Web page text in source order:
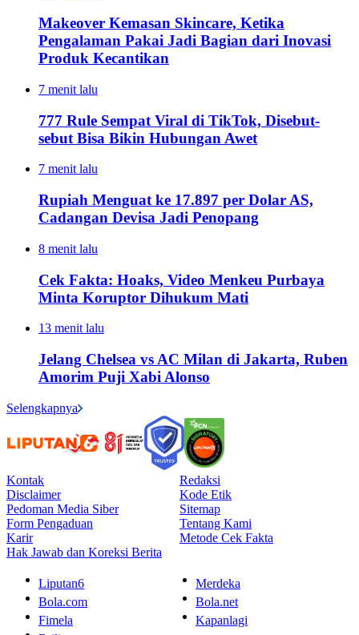
Makeover Kemasan Skincare, Ketika
Pengalaman Pakai Jadi Bagian dari Inovasi
Produk Kecantikan
7 menit lalu
777 Rule Sempat Viral di TikTok, Disebut-
sebut Bisa Bikin Hubungan Awet
7 menit lalu
Rupiah Menguat ke 17.897 per Dolar AS,
Cadangan Devisa Jadi Penopang
8 menit lalu
Cek Fakta: Hoaks, Video Menkeu Purbaya
Minta Koruptor Dihukum Mati
13 menit lalu
Jelang Chelsea vs AC Milan di Jakarta, Ruben
Amorim Puji Xabi Alonso
Selengkapnya
Kontak
Redaksi
Disclaimer
Kode Etik
Pedoman Media Siber
Sitemap
Form Pengaduan
Tentang Kami
Karir
Metode Cek Fakta
Hak Jawab dan Koreksi Berita
Liputan6
Merdeka
Bola.com
Bola.net
Fimela
Kapanlagi